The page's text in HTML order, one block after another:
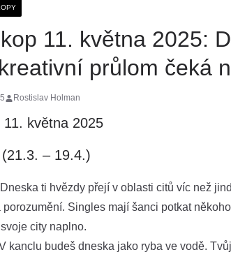
11. května 2025:
průlom čeká
Rostislav Holman
11. května 2025
– 19.4.)
Dneska ti hvězdy přejí v oblasti citů víc než
porozumění. Singles mají šanci potkat
city naplno.
kanclu budeš dneska jako ryba ve vodě.